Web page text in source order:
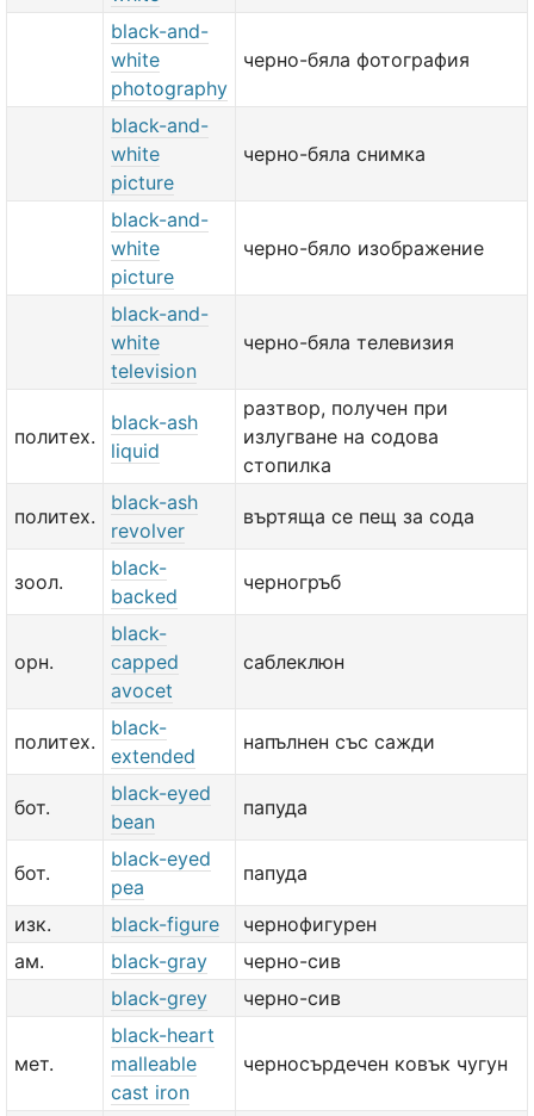
black-and-
white
photography
черно-бяла фотография
black-and-
white
picture
черно-бяла снимка
black-and-
white
picture
черно-бяло изображение
black-and-
white
television
черно-бяла телевизия
политех.
black-ash
liquid
разтвор, получен при
излугване на содова
стопилка
политех.
black-ash
revolver
въртяща се пещ за сода
зоол.
black-
backed
черногръб
орн.
black-
capped
avocet
саблеклюн
политех.
black-
extended
напълнен със сажди
бот.
black-eyed
bean
папуда
бот.
black-eyed
pea
папуда
изк. black-figure
чернофигурен
ам.
black-gray
черно-сив
black-grey
черно-сив
мет.
black-heart
malleable
cast iron
черносърдечен ковък чугун